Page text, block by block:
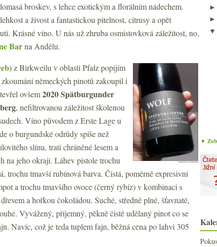
broskev, s lehce exotickým a florálním nádechem.
a živost a fantastickou pitelnost, citrusy a opět
Krásné víno. U nás už zhruba osmistovková záležitost, no,
Barna Andělu.
) z Birkweilu v oblasti Pfalz popíjím
německých pinotů zakoupil i
ovšem2020 Spätburgunder
, nefiltrovanou záležitost školenou
Víno původem z Erste Lage u
o burgundské odrůdy spíše než
slínu, trati chráněné lesem a
na jeho okraji. Láhev pistole trochu
trochu tmavší rubínová barva. Čistá, poměrně expresivní
a trochu tmavšího ovoce (černý rybíz) v kombinaci s
a hořkou čokoládou. Suché, středně plné, šťavnaté,
Vyvážený, příjemný, pěkně čistě udělaný pinot co se
Navíc, což je teda tuplem fajn, běžná cena po lahvi 305
▼